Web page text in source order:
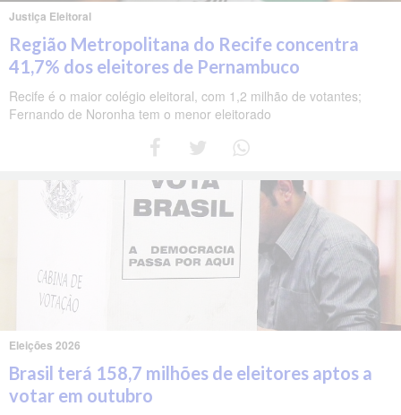
Justiça Eleitoral
Região Metropolitana do Recife concentra
41,7% dos eleitores de Pernambuco
Recife é o maior colégio eleitoral, com 1,2 milhão de votantes;
Fernando de Noronha tem o menor eleitorado
Eleições 2026
Brasil terá 158,7 milhões de eleitores aptos a
votar em outubro